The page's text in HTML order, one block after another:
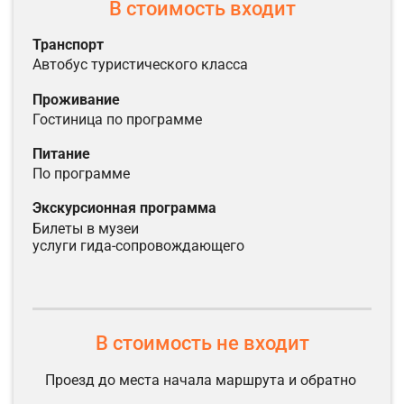
В стоимость входит
Транспорт
автобус туристического класса
Проживание
гостиница по программе
Питание
по программе
Экскурсионная программа
билеты в музеи
услуги гида-сопровождающего
В стоимость не входит
Проезд до места начала маршрута и обратно